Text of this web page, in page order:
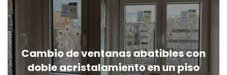
Cambio de ventanas abatibles con
doble acristalamiento en un piso